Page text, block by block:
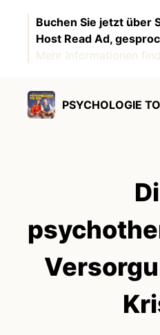
Buchen Sie jetzt über
Host Read Ad,
Mehr Informationen
PSYCHOLOGIE